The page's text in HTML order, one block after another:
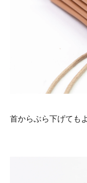
首からぶら下げても